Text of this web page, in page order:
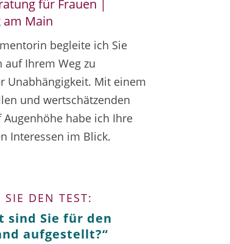
für Frauen |
Main
begleite ich Sie
auf Ihrem Weg zu
Unabhängigkeit. Mit einem
und wertschätzenden
Augenhöhe habe ich Ihre
Interessen im Blick.
SIE DEN TEST:
sind Sie für den
aufgestellt?“